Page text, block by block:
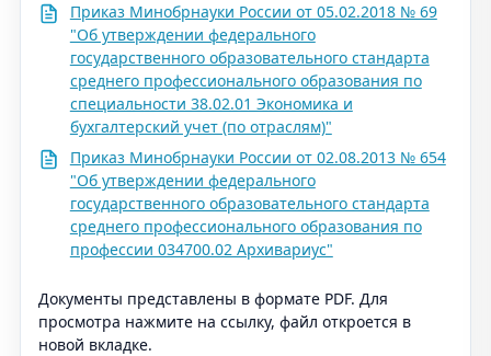
Приказ Минобрнауки России от 05.02.2018 № 69
"Об утверждении федерального
государственного образовательного стандарта
среднего профессионального образования по
специальности 38.02.01 Экономика и
бухгалтерский учет (по отраслям)"
Приказ Минобрнауки России от 02.08.2013 № 654
"Об утверждении федерального
государственного образовательного стандарта
среднего профессионального образования по
профессии 034700.02 Архивариус"
Документы представлены в формате PDF. Для
просмотра нажмите на ссылку, файл откроется в
новой вкладке.